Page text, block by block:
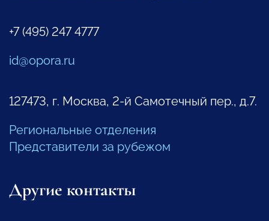
+7 (495) 247 4777
id@opora.ru
127473, г. Москва, 2-й Самотечный пер., д.7.
Региональные отделения
Представители за рубежом
Другие контакты